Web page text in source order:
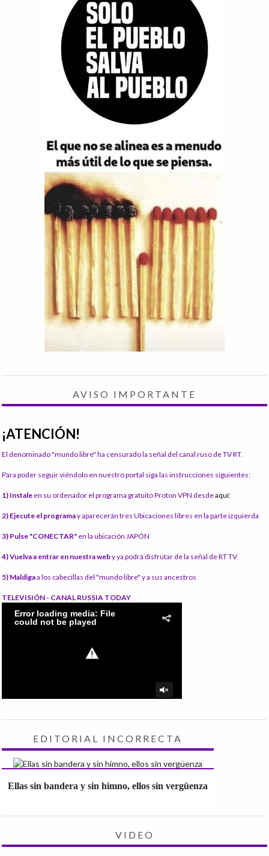
AVISO IMPORTANTE
¡ATENCIÓN!
El denominado "mundo libre" ha censurado la señal del canal ruso de TV RT.
Para poder seguir viéndolo en nuestro portal siga las instrucciones siguientes:
1) Instale en su ordenador el programa gratuito Proton VPN desdeaquí:
2) Ejecute el programay aparecerán tres Ubicaciones libres en la parte izquierda
3) Pulse "CONECTAR" en la ubicación JAPÓN
4) Vuelva a entrar en nuestra weby ya podrá disfrutar de la señal de RT TV
5) Maldigaa los cabecillas del "mundo libre" y a sus ancestros
TELEVISIÓN - CANAL RUSSIA TODAY
EDITORIAL INCORRECTA
Ellas sin bandera y sin himno, ellos sin vergüenza
VIDEO